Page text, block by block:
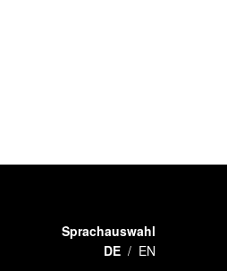
Sprachauswahl
DE
EN